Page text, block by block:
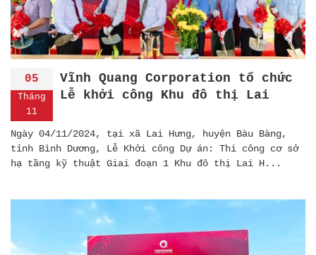
05
Tháng
11
Vĩnh Quang Corporation tổ chức
Lễ khởi công Khu đô thị Lai
Ngày 04/11/2024, tại xã Lai Hưng, huyện Bàu Bàng,
tỉnh Bình Dương, Lễ Khởi công Dự án: Thi công cơ sở
hạ tầng kỹ thuật Giai đoạn 1 Khu đô thị Lai H...